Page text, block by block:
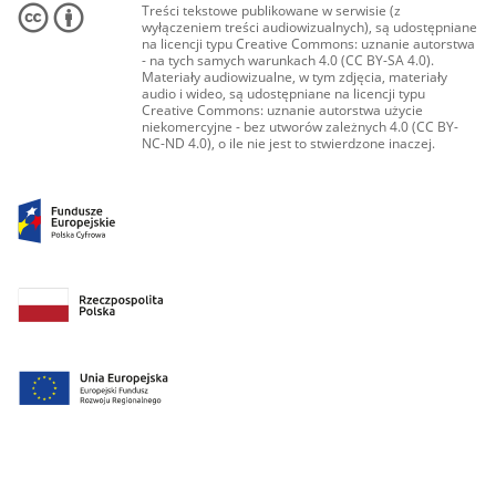
Treści tekstowe publikowane w serwisie (z
wyłączeniem treści audiowizualnych), są udostępniane
na licencji typu Creative Commons: uznanie autorstwa
- na tych samych warunkach 4.0 (CC BY-SA 4.0).
Materiały audiowizualne, w tym zdjęcia, materiały
audio i wideo, są udostępniane na licencji typu
Creative Commons: uznanie autorstwa użycie
niekomercyjne - bez utworów zależnych 4.0 (CC BY-
NC-ND 4.0), o ile nie jest to stwierdzone inaczej.